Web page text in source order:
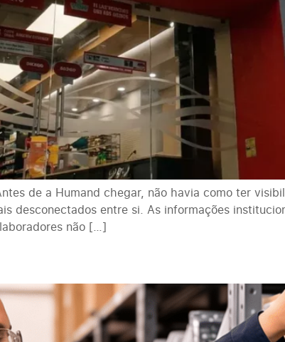
de a Humand chegar, não havia como ter
desconectados entre si. As informações
não […]